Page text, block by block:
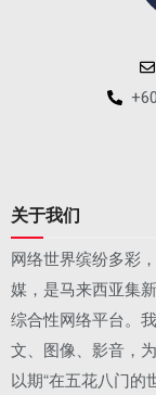
关于我们
网络世界缤纷多彩
媒，是马来西亚集
综合性网络平台。
文、图像、影音，
以期“在五花八门的